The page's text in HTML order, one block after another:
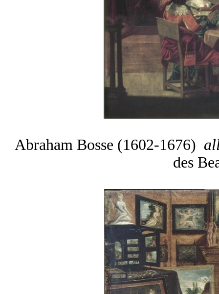
Abraham Bosse (1602-1676)
des